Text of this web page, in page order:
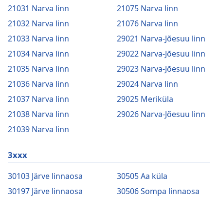
21031 Narva linn
21032 Narva linn
21033 Narva linn
21034 Narva linn
21035 Narva linn
21036 Narva linn
21037 Narva linn
21038 Narva linn
21039 Narva linn
21075 Narva linn
21076 Narva linn
29021 Narva-Jõesuu linn
29022 Narva-Jõesuu linn
29023 Narva-Jõesuu linn
29024 Narva linn
29025 Meriküla
29026 Narva-Jõesuu linn
3xxx
30103 Järve linnaosa
30197 Järve linnaosa
30505 Aa küla
30506 Sompa linnaosa